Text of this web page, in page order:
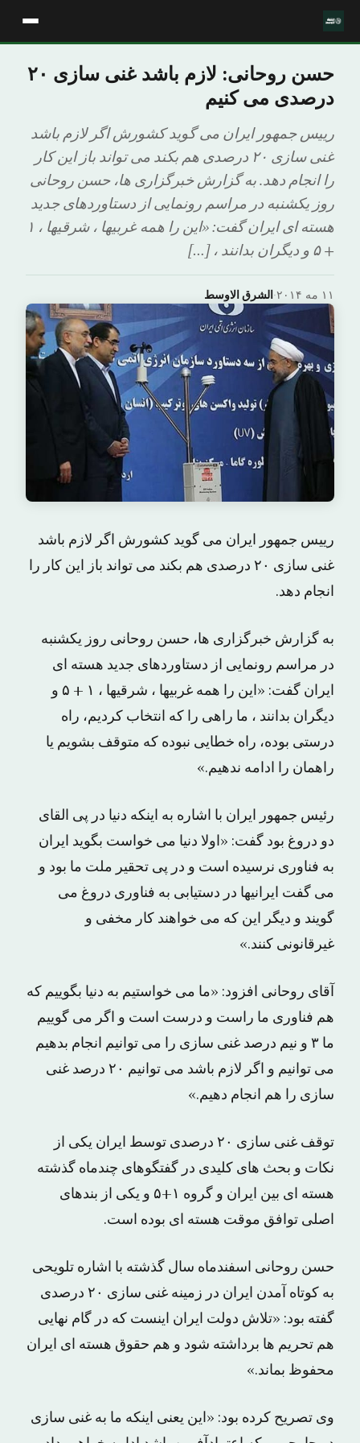
حسن روحانی: لازم باشد غنی سازی ۲۰
درصدی می کنیم
رییس جمهور ایران می گوید کشورش اگر لازم باشد
غنی سازی ۲۰ درصدی هم بکند می تواند باز این کار
را انجام دهد. به گزارش خبرگزاری ها، حسن روحانی
روز یکشنبه در مراسم رونمایی از دستاوردهای جدید
هسته ای ایران گفت: «این را همه غربیها ، شرقیها ، ۱
+ ۵ و دیگران بدانند ، […]
الشرق الاوسط· ۱۱ مه ۲۰۱۴
رییس جمهور ایران می گوید کشورش اگر لازم باشد
غنی سازی ۲۰ درصدی هم بکند می تواند باز این کار را
انجام دهد.
به گزارش خبرگزاری ها، حسن روحانی روز یکشنبه
در مراسم رونمایی از دستاوردهای جدید هسته ای
ایران گفت: «این را همه غربیها ، شرقیها ، ۱ + ۵ و
دیگران بدانند ، ما راهی را که انتخاب کردیم، راه
درستی بوده، راه خطایی نبوده که متوقف بشویم یا
راهمان را ادامه ندهیم.»
رئیس جمهور ایران با اشاره به اینکه دنیا در پی القای
دو دروغ بود گفت: «اولا دنیا می خواست بگوید ایران
به فناوری نرسیده است و در پی تحقیر ملت ما بود و
می گفت ایرانیها در دستیابی به فناوری دروغ می
گویند و دیگر این که می خواهند کار مخفی و
غیرقانونی کنند.»
آقای روحانی افزود: «ما می خواستیم به دنیا بگوییم که
هم فناوری ما راست و درست است و اگر می گوییم
ما ۳ و نیم درصد غنی سازی را می توانیم انجام بدهیم
می توانیم و اگر لازم باشد می توانیم ۲۰ درصد غنی
سازی را هم انجام دهیم.»
توقف غنی سازی ۲۰ درصدی توسط ایران یکی از
نکات و بحث های کلیدی در گفتگوهای چندماه گذشته
هسته ای بین ایران و گروه ۱+۵ و یکی از بندهای
اصلی توافق موقت هسته ای بوده است.
حسن روحانی اسفندماه سال گذشته با اشاره تلویحی
به کوتاه آمدن ایران در زمینه غنی سازی ۲۰ درصدی
گفته بود: «تلاش دولت ایران اینست که در گام نهایی
هم تحریم‌ ها برداشته شود و هم حقوق هسته ‌ای ایران
محفوظ بماند.»
وی تصریح کرده بود: «این یعنی اینکه ما به غنی ‌سازی